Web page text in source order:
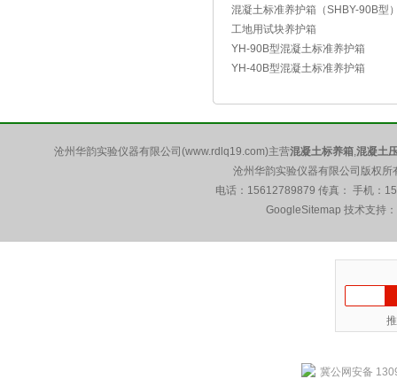
混凝土标准养护箱（SHBY-90B型
工地用试块养护箱
YH-90B型混凝土标准养护箱
YH-40B型混凝土标准养护箱
沧州华韵实验仪器有限公司(www.rdlq19.com)主营混凝土标养箱,混凝土
沧州华韵实验仪器有限公司版权
电话：15612789879 传真： 手机：
GoogleSitemap 技术支持
冀公网安备